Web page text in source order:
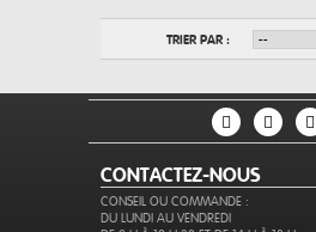
TRIER PAR :
CONTACTEZ-NOUS
CONSEIL OU COMMANDE :
DU LUNDI AU VENDREDI